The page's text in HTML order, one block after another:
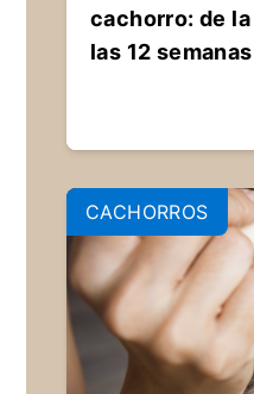
cachorro: de
las 12
CACHORROS